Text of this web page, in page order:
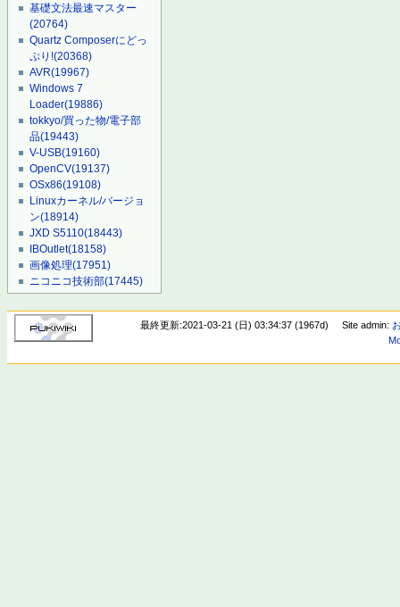
基礎文法最速マスター
(20764)
Quartz Composerにどっ
ぷり!(20368)
AVR(19967)
Windows 7
Loader(19886)
tokkyo/買った物/電子部
品(19443)
V-USB(19160)
OpenCV(19137)
OSx86(19108)
Linuxカーネル/バージョ
ン(18914)
JXD S5110(18443)
IBOutlet(18158)
画像処理(17951)
ニコニコ技術部(17445)
最終更新:2021-03-21 (日) 03:34:37 (1967d) Site admin: